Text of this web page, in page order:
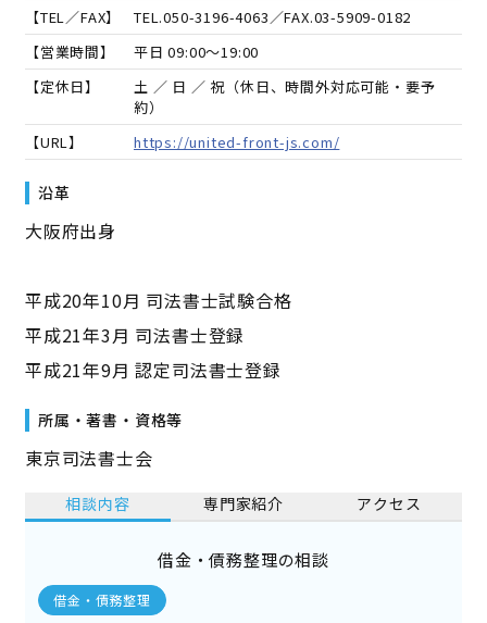
【TEL／FAX】
TEL.050-3196-4063／FAX.03-5909-0182
【営業時間】
平日 09:00～19:00
【定休日】
土 ／ 日 ／ 祝（休日、時間外対応可能・要予
約）
【URL】
https://united-front-js.com/
沿革
大阪府出身
平成20年10月 司法書士試験合格
平成21年3月 司法書士登録
平成21年9月 認定司法書士登録
所属・著書・資格等
東京司法書士会
相談内容 専門家紹介 アクセス
借金・債務整理の相談
借金・債務整理